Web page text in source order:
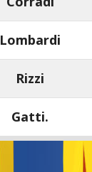
Lombardi
Rizzi
Gatti.